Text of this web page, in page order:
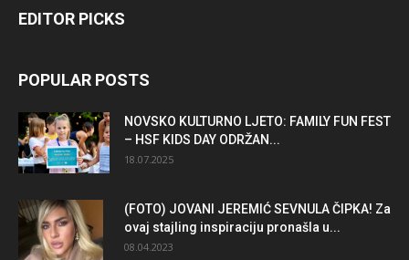
EDITOR PICKS
POPULAR POSTS
NOVSKO KULTURNO LJETO: FAMILY FUN FEST
– HSF KIDS DAY ODRŽAN...
18.07.2025
(FOTO) JOVANI JEREMIĆ SEVNULA ČIPKA! Za
ovaj stajling inspiraciju pronašla u...
08.04.2023